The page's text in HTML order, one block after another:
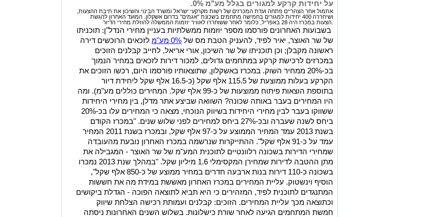
על יחידות קרקע למגורים בגלל מע"מ 0%.
אתמול אחר הצהריים פתחה ועדת המכרזים של רשות מקרקעי ישראל ומשרד הבינוי והשיכון את תיבת ההצעות,
ושיחררה 400 יחידות למגורים בחמישה מתחמים בשכונת "אגמים" בדרום אשקלון. המועד האחרון להגשת
בשבועות האחרונים פורסמו מספר יוזמות ממשלתיות בעניין מחירי הנדל"ן: תוכניתו
של שר האוצר, יאיר לפיד, להעניק הטבת מס של 0% מע"מ
לזכאים הרוכשים דירה
ראשונה מקבלן; וכן תוכניתו של שר השיכון, אורי אריאל, לחייב קבלנים הזוכים
במכרזים לרכישת קרקע במתחמים גדולים, למכור דירות לזכאים במחיר הנמוך
בכ-20% ממחיר השוק. במכרז באשקלון, שתוצאותיו פורסמו היום, רכשו הזוכים את
הקרקע בעלות ממוצעת של 115.5 אלף שקל (כ-16.5 אלף שקל ליחידת דיור
בתוספת הוצאות פיתוח ממוצעות של כ-99 אלף שקל. המחירים כוללים מע"מ). ומה
היו המחירים בעבר באותה שכונה? השוואה שביצע אתר מדלן, בין מחירי היחידות
ששווקו בעבר לבין מחירי היחידות בשיווק הנוכחי, מצאה כי המחירים עלו בכ-20%
ביחס לשנה שעברה ובכ-27% ביחס למחירים לפני שלוש שנים. "במכרז הקודם
בשנת 2013 עמד המחיר הממוצע על כ-97 אלף שקל, ובמכרז בשנת 2011 המחיר
עמד על כ-91 אלף שקל". ההתייקרות שנרשמה במכרז האחרון נובעת מהעובדה
שמחירי הדירות בשכונה רלוונטיים לתוכנית המע"מ של שר האוצר - המגבילה את
מתן ההטבה לדירות שמחירן המקסימלי 1.6 מיליון שקל. "במהלך שנת 2013 נמכרו
בשכונה כ-110 דירות בנות ארבעה חדרים במחיר ממוצע של כ-850 אלף שקל",
הוסיף וינשטוק. עליית המחירים במכרז האחרון מאששת במידת מה את חששות
המתנגדים לתוכנית לפיד, המזהירים כי היא תביא לתוצאה הפוכה - הגדלת ביקושים
וכתוצאה מכך עליית המחירים. הזוכים: קבלנים ועמותת רכישה הצלחת שיווק
חמשת המתחמים הגיעה לאחר שורת כישלונות. בשלוש השנים האחרונות ניסתה